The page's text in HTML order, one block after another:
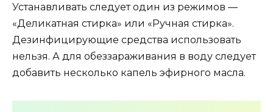
Устанавливать следует один из режимов —
«Деликатная стирка» или «Ручная стирка».
Дезинфицирующие средства использовать
нельзя. А для обеззараживания в воду следует
добавить несколько капель эфирного масла.